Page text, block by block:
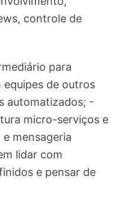
controle de
para
de outros
automatizados; -
micro-serviços e
mensageria
lidar com
e pensar de